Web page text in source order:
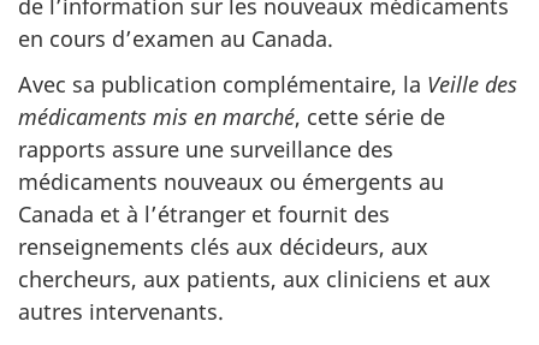
en cours d’examen au Canada.
Avec sa publication complémentaire, la Veille des
médicaments mis en marché, cette série de
rapports assure une surveillance des
médicaments nouveaux ou émergents au
Canada et à l’étranger et fournit des
renseignements clés aux décideurs, aux
chercheurs, aux patients, aux cliniciens et aux
autres intervenants.